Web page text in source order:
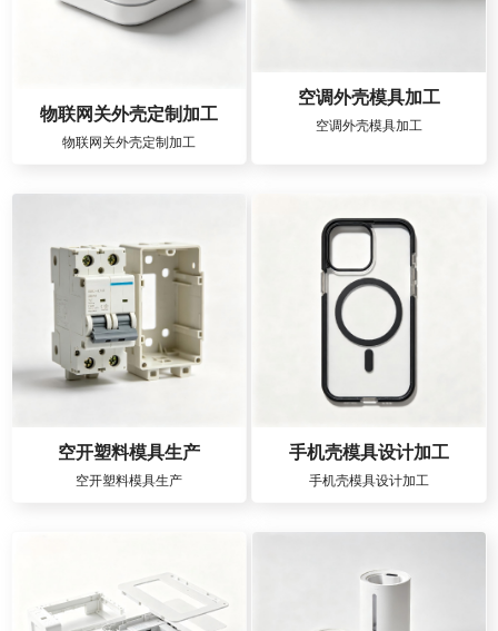
物联网关外壳定制加工
物联网关外壳定制加工
空调外壳模具加工
空调外壳模具加工
空开塑料模具生产
空开塑料模具生产
手机壳模具设计加工
手机壳模具设计加工